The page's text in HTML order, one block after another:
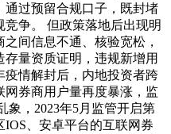
过预留合规口子，既封堵
争。 但政策落地后出现明
间信息不通、核验宽松，
量资质证明，违规新增用
疫情解封后，内地投资者跨
券商用户量再度暴涨，监
象，2023年5月监管开启第
、安卓平台的互联网券